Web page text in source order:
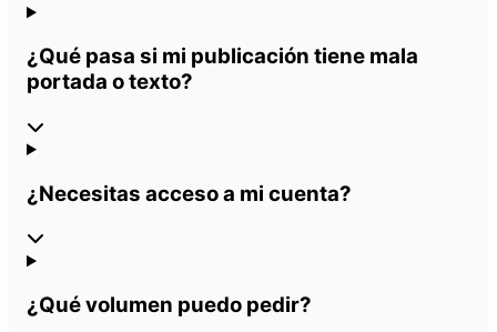
¿Qué pasa si mi publicación tiene mala
portada o texto?
¿Necesitas acceso a mi cuenta?
¿Qué volumen puedo pedir?